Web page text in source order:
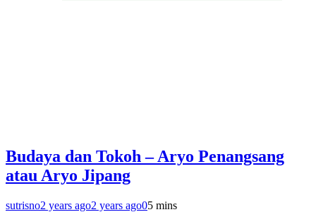
Budaya dan Tokoh – Aryo Penangsang
atau Aryo Jipang
sutrisno2 years ago2 years ago05 mins